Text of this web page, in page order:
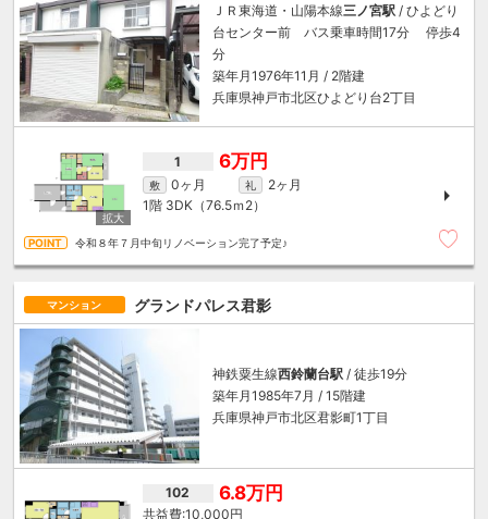
ＪＲ東海道・山陽本線三ノ宮駅 / ひよどり
台センター前 バス乗車時間17分 停歩4
分
築年月1976年11月 / 2階建
兵庫県神戸市北区ひよどり台2丁目
1 6万円
敷 0ヶ月 礼
2ヶ月
1階 3DK（76.5ｍ 2）
令和８年７月中旬リノベーション完了予定♪
マンション グランドパレス君影
神鉄粟生線西鈴蘭台駅 / 徒歩19分
築年月1985年7月 / 15階建
兵庫県神戸市北区君影町1丁目
102 6.8万円
10,000円